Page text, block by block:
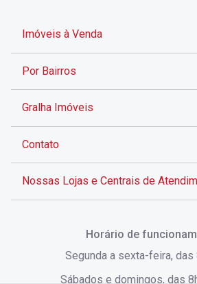
Imóveis à Venda
Por Bairros
Gralha Imóveis
Contato
Nossas Lojas e Centrais de
Horário de
Segunda a sexta-feira, das
Sábados e domingos, das